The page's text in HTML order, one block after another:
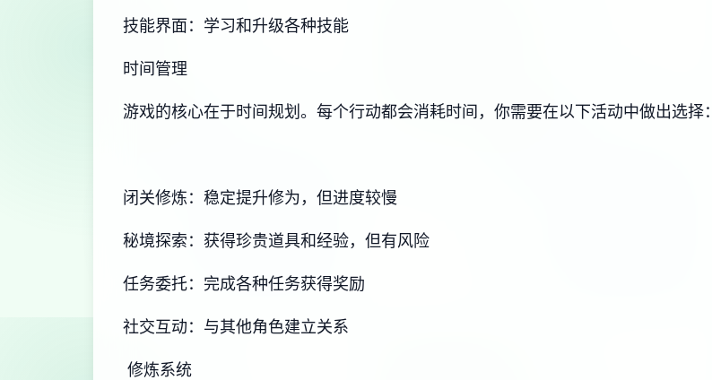
技能界面：学习和升级各种技能
时间管理
游戏的核心在于时间规划。每个行动都会消耗时间，你需要在以下活动中做出选择：
闭关修炼：稳定提升修为，但进度较慢
秘境探索：获得珍贵道具和经验，但有风险
任务委托：完成各种任务获得奖励
社交互动：与其他角色建立关系
修炼系统